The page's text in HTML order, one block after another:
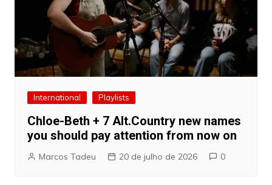
International Playlists
Chloe-Beth + 7 Alt.Country new names
you should pay attention from now on
Marcos Tadeu 20 de julho de 2026 0